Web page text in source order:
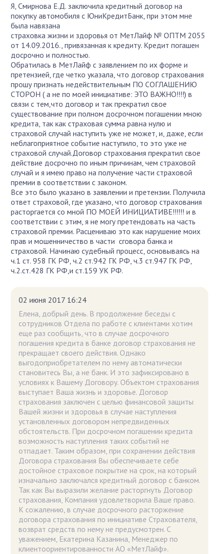
Я, Смирнова Е.Д. заключила кредитный договор на
покупку автомобиля с ЮниКредитБанк, при этом мне
была навязана
страховка жизни и здоровья от МетЛайф № ОПТМ 2055
от 14.09.2016., привязанная к кредиту. Кредит погашен
досрочно и полностью.
Обратилась в МетЛайф с заявлением по их форме и
претензией, где четко указала, что договор страхования
прошу признать недействительным ПО СОГЛАШЕНИЮ
СТОРОН ( а не по моей инициативе: ЭТО ВАЖНО!!!!) в
связи с тем,что договор и так прекратил свое
существование при полном досрочном погашении мною
кредита, так как страховая сумма равна нулю и
страховой случай наступить уже не может, и, даже, если
неблагоприятное событие наступило, то это уже не
страховой случай.Договор страхования прекратил свое
действие досрочно по иным причинам, чем страховой
случай и я имею право на получение части страховой
премии в соответствии с законом.
Все это было указано в заявлении и претензии. Получила
ответ страховой, где указано, что договор страхования
расторгается со мной ПО МОЕЙ ИНИЦИАТИВЕ!!!!!! и в
соответствии с этим, я не могу претендовать на часть
страховой премии. Расцениваю это как нарушение моих
прав и мошенничество в части сговора банка и
страховой. Начинаю судебный процесс, основываясь на
ч.1 ст. 958 ГК РФ, ч.2 ст.942 ГК РФ, ч.3 ст.947 ГК РФ,
ч.2.ст.428 ГК РФ,и ст.159 УК РФ.
02 июня 2017 16:24
Елена, добрый день. В продолжение беседы с
сотрудников Отдела по работе с клиентами хотим
еще раз сообщить, что в случае досрочного
погашения кредита в банке договор страхования не
прекращает своего действия. Однако
выгодоприобретателем по нему автоматически
становитесь Вы, а не банк. И это зафиксировано в
условиях к Вашему Договору. Объектом страхования
выступает Ваша жизнь и здоровье. Договор
страхования заключен с целью финансовой защиты
Вашей жизни и здоровья в случае наступления
установленных договором непредвиденных
обстоятельств. При досрочном погашении кредита
возможность наступления таких событий не
отпадает. Таким образом, при сохранении действия
Договора страхования Вы обеспечиваете себе
достойное страховое покрытие на срок, на который
изначально заключался кредитный договор с банком.
Так как Вы выразили желание расторгнуть Договор
страхования, Компания удовлетворила Ваше право.
К сожалению, в случае досрочного расторжение
договора страхования по инициативе Страхователя,
возврат средств по нему не предусмотрен. С
уважением, Екатерина Казанина, Менеджер по
клиентоориентированности АО «МетЛайф».